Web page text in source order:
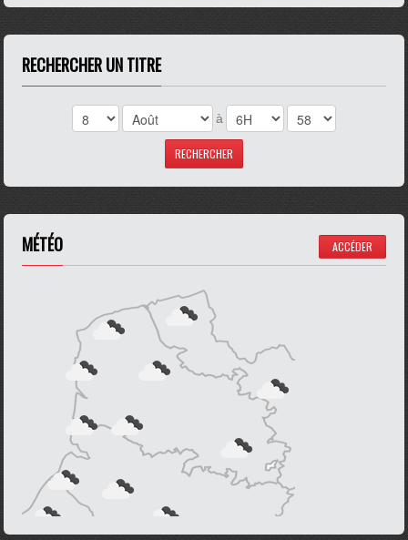
RECHERCHER UN TITRE
à
MÉTÉO ACCÉDER